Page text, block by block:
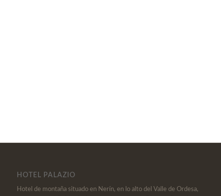
HOTEL PALAZIO
Hotel de montaña situado en Nerín, en lo alto del Valle de Ordesa,